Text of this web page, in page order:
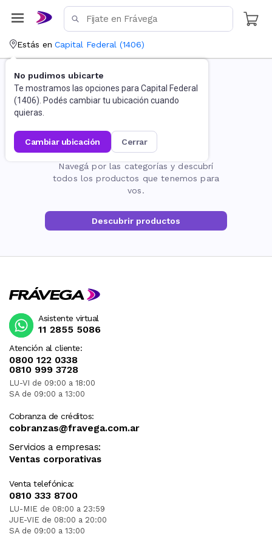
Estás en Capital Federal (1406)
No pudimos ubicarte
Te mostramos las opciones para Capital Federal
(1406). Podés cambiar tu ubicación cuando
quieras.
cambiar ubicación cerrar
La página no existe
Navegá por las categorías y descubrí
todos los productos que tenemos para
vos.
Descubrir productos
Atención al cliente:
0800 122 0338
0810 999 3728
LU-VI de 09:00 a 18:00
SA de 09:00 a 13:00
Cobranza de créditos:
cobranzas@fravega.com.ar
Servicios a empresas:
Ventas corporativas
Venta telefónica:
0810 333 8700
LU-MIE de 08:00 a 23:59
JUE-VIE de 08:00 a 20:00
SA de 09:00 a 13:00
Asistente virtual
11 2855 5086